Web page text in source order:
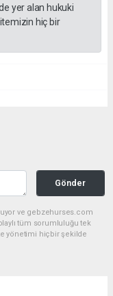
yer alan hukuki
hiç bir
Gönder
ve gebzehurses.com
tüm sorumluluğu tek
yönetimi hiçbir şekilde